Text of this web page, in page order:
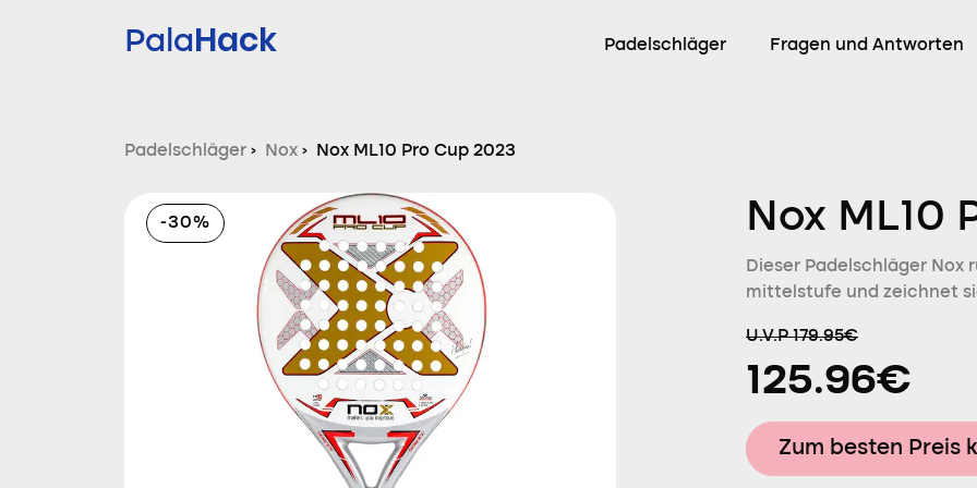
PalaHack Padelschläger Fragen und Antworten
Padelschläger › Nox › Nox ML10 Pro Cup 2023
-30% Nox ML10
Dieser Padelschläger Nox
mittelstufe und zeichnet
U.V.P 179.95€
125.96€
Zum besten Preis